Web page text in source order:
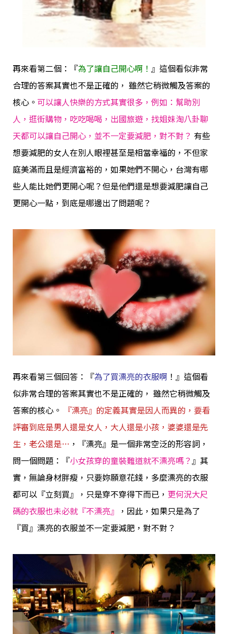
再來看第二個：『為了讓自己開心啊！ 』這個看似非常
合理的答案其實也不是正確的， 雖然它稍微觸及答案的
核心。 可以讓人快樂的方式其實很多，例如：幫助別
人，逛街購物，吃吃喝喝，出國旅遊，找姐妹淘八卦聊
天都可以讓自己開心，並不一定要減肥，對不對？ 有些
想要減肥的女人在別人眼裡甚至是相當幸福的，不但家
庭美滿而且是經濟富裕的，如果她們不開心，台灣有哪
些人能比她們更開心呢？但是他們還是想要減肥讓自己
更開心一點，到底是哪邊出了問題呢？
再來看第三個回答：『為了買漂亮的衣服啊 ！』這個看
似非常合理的答案其實也不是正確的， 雖然它稍微觸及
答案的核心。
『漂亮』的定義其實是因人而異的，要看
評審到底是男人還是女人，大人還是小孩，婆婆還是先
生，老公還是… ，『漂亮』是一個非常空泛的形容詞，
問一個問題：『小女孩穿的童裝難道就不漂亮嗎？』其
實，無論身材胖瘦，只要妳願意花錢，多麼漂亮的衣服
都可以『立刻買』，只是穿不穿得下而已， 更何況大尺
碼的衣服也未必就『不漂亮』
，因此，如果只是為了
『買』漂亮的衣服並不一定要減肥，對不對？